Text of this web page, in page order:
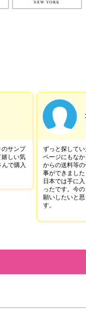
サンプ
しい気
で購入
ずっと探して
ページにもな
からの送料等
事ができました
日本では手に
ったです。今
願いしたいと
す。